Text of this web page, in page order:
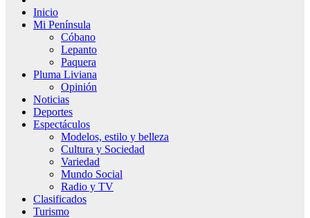
Inicio
Mi Península
Cóbano
Lepanto
Paquera
Pluma Liviana
Opinión
Noticias
Deportes
Espectáculos
Modelos, estilo y belleza
Cultura y Sociedad
Variedad
Mundo Social
Radio y TV
Clasificados
Turismo